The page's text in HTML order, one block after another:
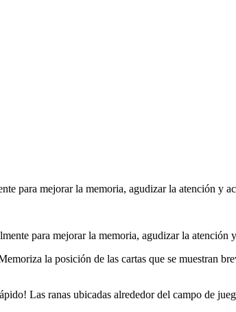
para mejorar la memoria, agudizar la atención y
para mejorar la memoria, agudizar la
la posición de las cartas que se muestran
Las ranas ubicadas alrededor del campo de